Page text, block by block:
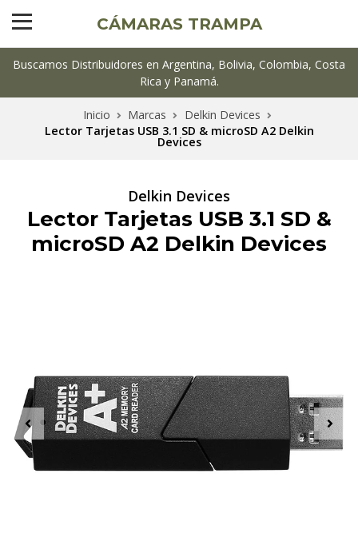
CÁMARAS TRAMPA
Buscamos Distribuidores en Argentina, Bolivia, Colombia, Costa
Rica y Panamá.
Inicio Marcas
Delkin Devices
Lector Tarjetas USB 3.1 SD & microSD A2 Delkin
Devices
Delkin Devices
Lector Tarjetas USB 3.1 SD &
microSD A2 Delkin Devices